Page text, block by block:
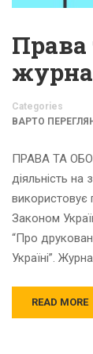
Права
Categories
ВАРТО
ПРАВА ТА
діяльність на
використовує
Законом
“Про
Україні”.
READ MORE